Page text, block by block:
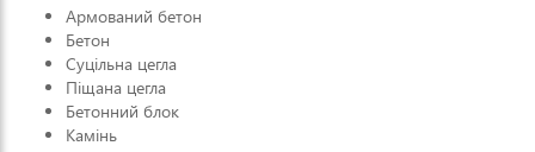
Армований бетон
Бетон
Суцільна цегла
Піщана цегла
Бетонний блок
Камінь